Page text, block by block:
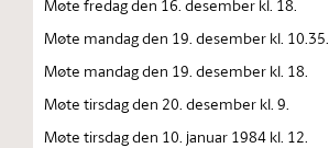
Møte fredag den 16. desember kl. 18.
Møte mandag den 19. desember kl. 10.35.
Møte mandag den 19. desember kl. 18.
Møte tirsdag den 20. desember kl. 9.
Møte tirsdag den 10. januar 1984 kl. 12.